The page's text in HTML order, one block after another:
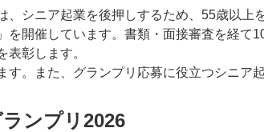
、シニア起業を後押しするため、55歳以上
を開催しています。書類・面接審査を経て
表彰します。
す。また、グランプリ応募に役立つシニア
ンプリ2026